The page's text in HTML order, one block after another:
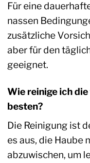
Für eine
nassen
zusätzliche
aber für den
geeignet.
Wie reinige ich
besten?
Die Reinigung ist
es aus, die Haube
abzuwischen, um